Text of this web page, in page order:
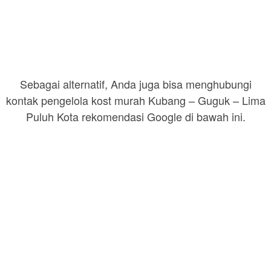
Sebagai alternatif, Anda juga bisa menghubungi
kontak pengelola kost murah Kubang – Guguk – Lima
Puluh Kota rekomendasi Google di bawah ini.